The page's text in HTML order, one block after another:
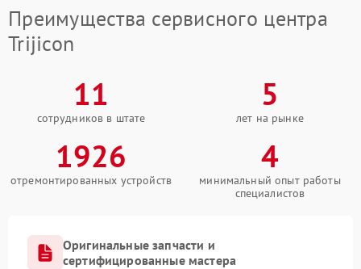
Преимущества сервисного центра
Trijicon
11
сотрудников в штате
5
лет на рынке
1926
отремонтированных устройств
4
минимальный опыт работы
специалистов
Оригинальные запчасти и
сертифицированные мастера